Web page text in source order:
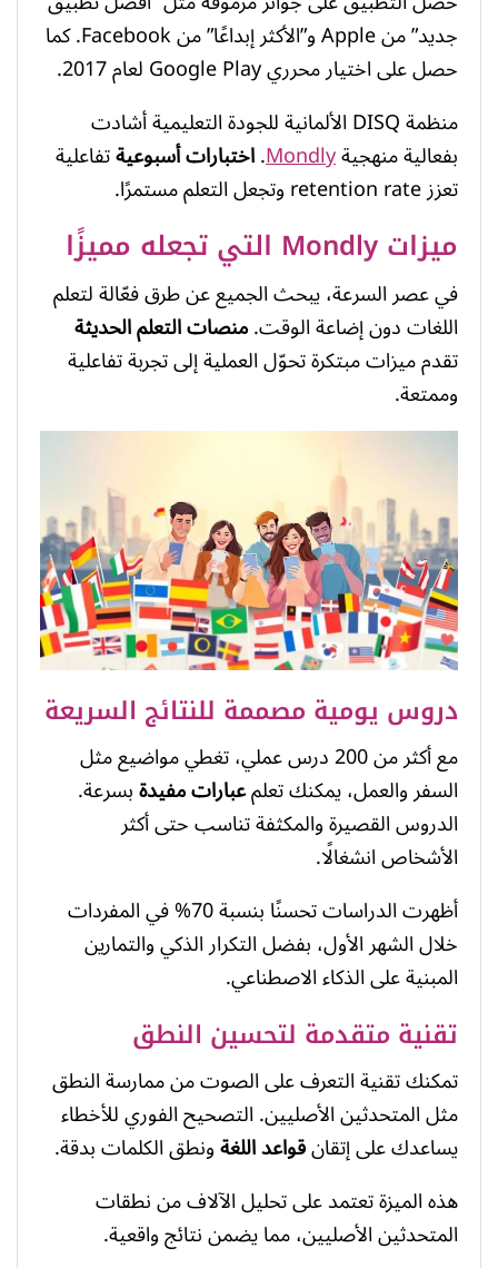
جديد” من Apple و”الأكثر إبداعًا” من Facebook. كما
حصل على اختيار محرري Google Play لعام 2017.
منظمة DISQ الألمانية للجودة التعليمية أشادت
بفعالية منهجيةMondly
.اختبارات أسبوعيةتفاعلية
تعزز retention rate وتجعل التعلم مستمرًا.
ميزات Mondly التي تجعله مميزًا
في عصر السرعة، يبحث الجميع عن طرق فعّالة لتعلم
اللغات دون إضاعة الوقت.منصات التعلم الحديثة
تقدم ميزات مبتكرة تحوّل العملية إلى تجربة تفاعلية
وممتعة.
دروس يومية مصممة للنتائج السريعة
مع أكثر من 200 درس عملي، تغطي مواضيع مثل
السفر والعمل، يمكنك تعلمعبارات مفيدةبسرعة.
الدروس القصيرة والمكثفة تناسب حتى أكثر
الأشخاص انشغالًا.
أظهرت الدراسات تحسنًا بنسبة 70% في المفردات
خلال الشهر الأول، بفضل التكرار الذكي والتمارين
المبنية على الذكاء الاصطناعي.
تقنية متقدمة لتحسين النطق
تمكنك تقنية التعرف على الصوت من ممارسة النطق
مثل المتحدثين الأصليين. التصحيح الفوري للأخطاء
يساعدك على إتقانقواعد اللغةونطق الكلمات بدقة.
هذه الميزة تعتمد على تحليل الآلاف من نطقات
المتحدثين الأصليين، مما يضمن نتائج واقعية.